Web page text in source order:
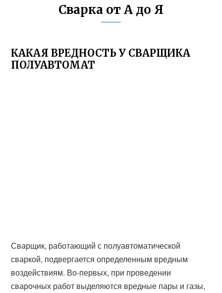
Сварка от А до Я
КАКАЯ ВРЕДНОСТЬ У СВАРЩИКА
ПОЛУАВТОМАТ
Сварщик, работающий с полуавтоматической
сваркой, подвергается определенным вредным
воздействиям. Во-первых, при проведении
сварочных работ выделяются вредные пары и газы,